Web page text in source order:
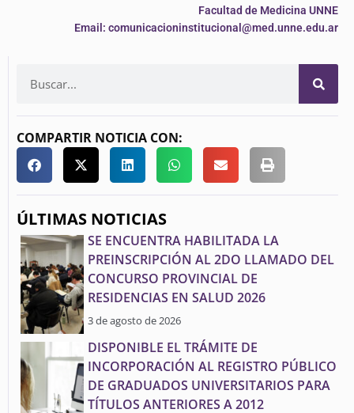
Facultad de Medicina UNNE
Email: comunicacioninstitucional@med.unne.edu.ar
COMPARTIR NOTICIA CON:
ÚLTIMAS NOTICIAS
SE ENCUENTRA HABILITADA LA
PREINSCRIPCIÓN AL 2DO LLAMADO DEL
CONCURSO PROVINCIAL DE
RESIDENCIAS EN SALUD 2026
3 de agosto de 2026
DISPONIBLE EL TRÁMITE DE
INCORPORACIÓN AL REGISTRO PÚBLICO
DE GRADUADOS UNIVERSITARIOS PARA
TÍTULOS ANTERIORES A 2012